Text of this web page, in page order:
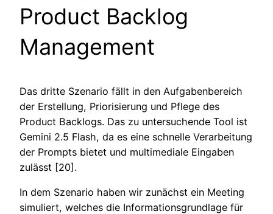
Product Backlog
Management
Das dritte Szenario fällt in den Aufgabenbereich
der Erstellung, Priorisierung und Pflege des
Product Backlogs. Das zu untersuchende Tool ist
Gemini 2.5 Flash, da es eine schnelle Verarbeitung
der Prompts bietet und multimediale Eingaben
zulässt [20].
In dem Szenario haben wir zunächst ein Meeting
simuliert, welches die Informationsgrundlage für